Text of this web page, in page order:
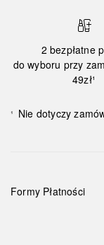
2 bezpłatne
do wyboru przy
49zł¹
¹ Nie dotyczy
Formy Płatności